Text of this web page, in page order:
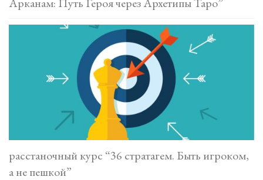
расстаночный курс “36 стратагем. Быть игроком,
а не пешкой”